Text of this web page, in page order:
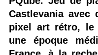
Castlevania avec
pixel art rétro, le
une époque